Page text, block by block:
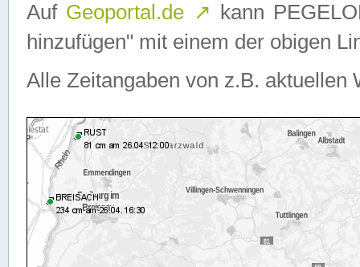
Auf Geoportal.de ↗ kann
hinzufügen" mit einem der obigen
Alle Zeitangaben von z.B. aktuellen